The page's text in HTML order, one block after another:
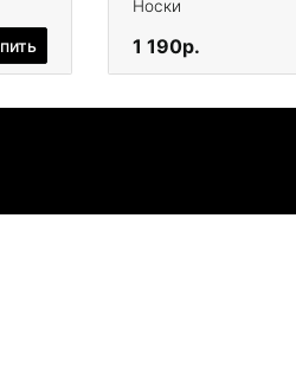
Носки
1 190р.